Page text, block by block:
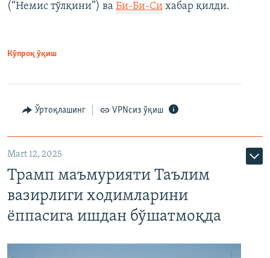
(“Немис тўлқини”) ва Би-Би-Си хабар қилди.
Кўпроқ ўқиш
Ўртоқлашинг VPNсиз ўқиш
Mart 12, 2025
Трамп маъмурияти Таълим
вазирлиги ходимларини
ёппасига ишдан бўшатмоқда